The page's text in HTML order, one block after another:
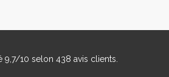
9,7/10 selon 438 avis clients.